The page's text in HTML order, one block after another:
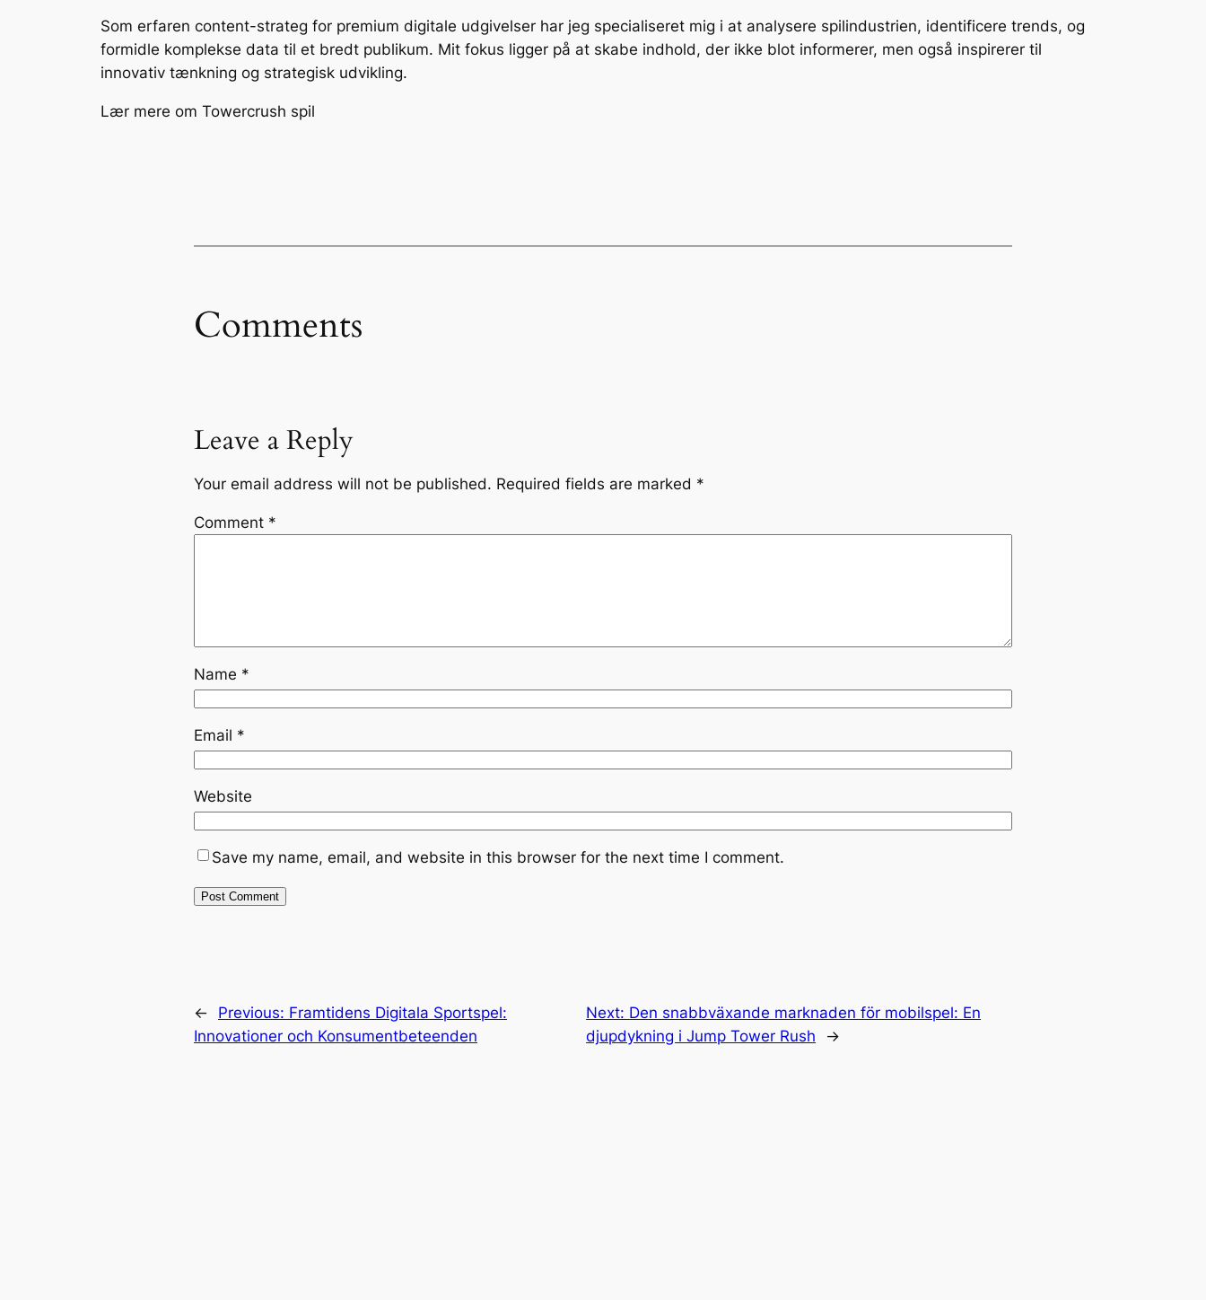
Som erfaren content-strateg for premium digitale udgivelser har jeg specialiseret mig i at analysere spilindustrien, identificere trends, og
formidle komplekse data til et bredt publikum. Mit fokus ligger på at skabe indhold, der ikke blot informerer, men også inspirerer til
innovativ tænkning og strategisk udvikling.
Lær mere om Towercrush spil
Comments
Leave a Reply
Your email address will not be published. Required fields are marked *
Comment *
Name *
Email *
Website
Save my name, email, and website in this browser for the next time I comment.
← Previous: Framtidens Digitala Sportspel:
Innovationer och Konsumentbeteenden
Next: Den snabbväxande marknaden för mobilspel: En
djupdykning i Jump Tower Rush
→